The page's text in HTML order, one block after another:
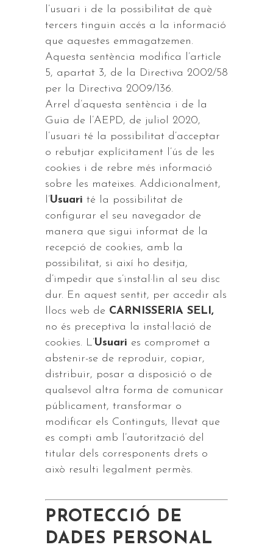
l’usuari i de la possibilitat de què
tercers tinguin accés a la informació
que aquestes emmagatzemen.
Aquesta sentència modifica l’article
5, apartat 3, de la Directiva 2002/58
per la Directiva 2009/136.
Arrel d’aquesta sentència i de la
Guia de l’AEPD, de juliol 2020,
l’usuari té la possibilitat d’acceptar
o rebutjar explícitament l’ús de les
cookies i de rebre més informació
sobre les mateixes. Addicionalment,
l’Usuari té la possibilitat de
configurar el seu navegador de
manera que sigui informat de la
recepció de cookies, amb la
possibilitat, si així ho desitja,
d’impedir que s’instal·lin al seu disc
dur. En aquest sentit, per accedir als
llocs web de CARNISSERIA SELI,
no és preceptiva la instal·lació de
cookies. L’Usuari es compromet a
abstenir-se de reproduir, copiar,
distribuir, posar a disposició o de
qualsevol altra forma de comunicar
públicament, transformar o
modificar els Continguts, llevat que
es compti amb l’autorització del
titular dels corresponents drets o
això resulti legalment permès.
PROTECCIÓ DE
DADES PERSONAL